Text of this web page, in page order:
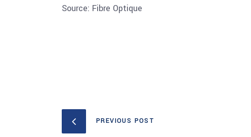
Source: Fibre Optique
PREVIOUS POST